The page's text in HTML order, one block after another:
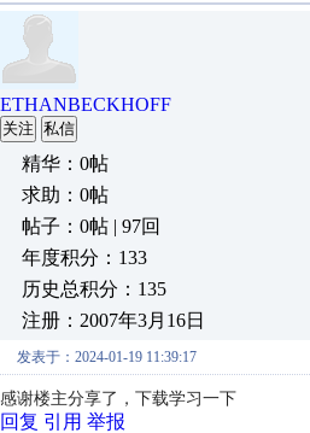
ETHANBECKHOFF
关注 私信
精华：0帖
求助：0帖
帖子：0帖 | 97回
年度积分：133
历史总积分：135
注册：2007年3月16日
发表于：2024-01-19 11:39:17
感谢楼主分享了，下载学习一下
回复 引用 举报